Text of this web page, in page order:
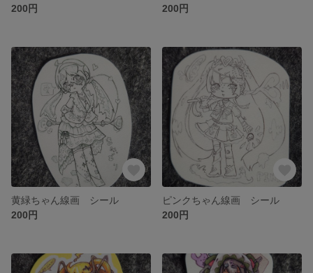
200円
200円
黄緑ちゃん線画 シール
200円
ピンクちゃん線画 シール
200円